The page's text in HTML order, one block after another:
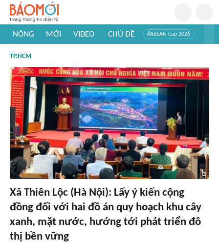
NÓNG MỚI VIDEO CHỦ ĐỀ #ASEAN Cup 2026
#Khám phá thế giới
TP.HCM
Xã Thiên Lộc (Hà Nội): Lấy ý kiến cộng
đồng đối với hai đồ án quy hoạch khu cây
xanh, mặt nước, hướng tới phát triển đô
thị bền vững